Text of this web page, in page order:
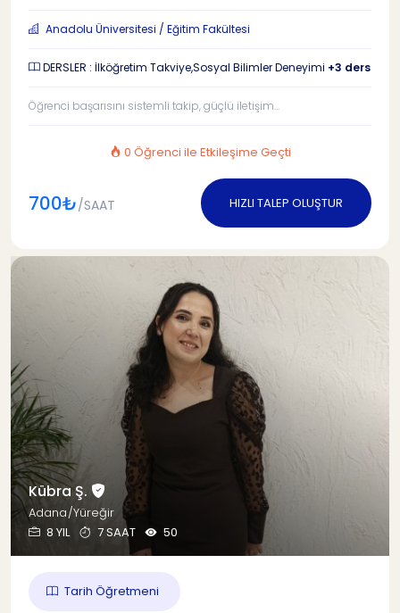
Anadolu Üniversitesi / Eğitim Fakültesi
DERSLER : İlköğretim Takviye,Sosyal Bilimler Deneyimi +3 ders
Öğrenci başarısını sistemli takip, güçlü iletişim...
0 Öğrenci ile Etkileşime Geçti
700₺/SAAT HIZLI TALEP OLUŞTUR
Kübra Ş.
Adana/Yüreğir
8 YIL
7 SAAT 50
Tarih Öğretmeni